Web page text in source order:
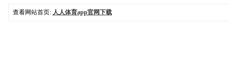
查看网站首页: 人人体育app官网下载